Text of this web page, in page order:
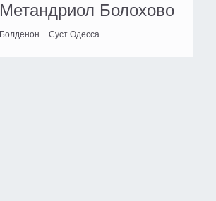
Метандриол Болохово
Болденон + Суст Одесса